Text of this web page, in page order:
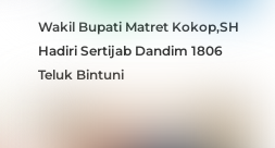
Wakil Bupati Matret Kokop,SH
Hadiri Sertijab Dandim 1806
Teluk Bintuni